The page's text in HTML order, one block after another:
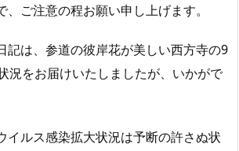
ご注意の程お願い申し上げます。
は、参道の彼岸花が美しい西方寺の9
況をお届けいたしましたが、いかがで
ルス感染拡大状況は予断の許さぬ状